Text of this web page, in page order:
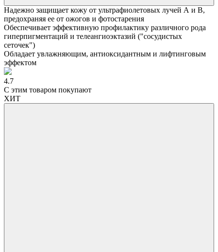
Надежно защищает кожу от ультрафиолетовых лучей А и В,
предохраняя ее от ожогов и фотостарения
Обеспечивает эффективную профилактику различного рода
гиперпигментаций и телеангиоэктазий ("сосудистых
сеточек")
Обладает увлажняющим, антиоксидантным и лифтинговым
эффектом
4.7
С этим товаром покупают
ХИТ